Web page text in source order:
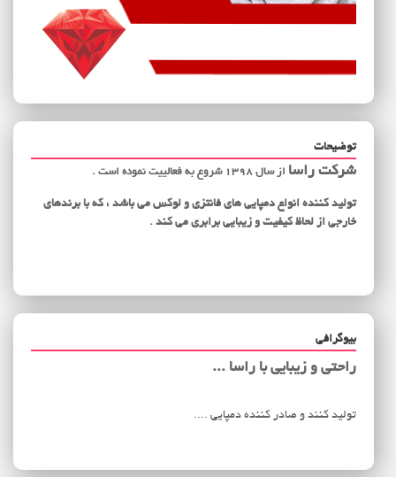
توضیحات
شرکت راسا از سال 1398 شروع به فعالییت نموده است .
تولید کننده انواع دمپایی های فانتزی و لوکس می باشد ، که با برندهای
خارجی از لحاظ کیفیت و زیبایی برابری می کند .
بیوگرافی
راحتی و زیبایی با راسا ...
تولید کنند و صادر کننده دمپایی ....